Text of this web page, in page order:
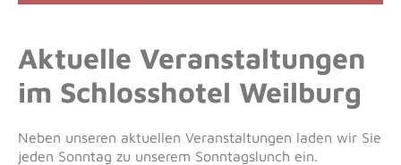
Aktuelle Veranstaltungen
im Schlosshotel Weilburg
Neben unseren aktuellen Veranstaltungen laden wir Sie
jeden Sonntag zu unserem Sonntagslunch ein.